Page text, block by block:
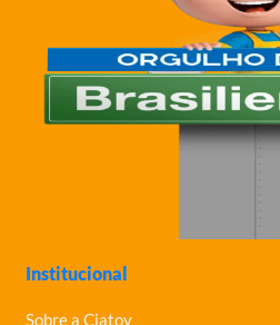
Institucional
Sobre a Ciatoy